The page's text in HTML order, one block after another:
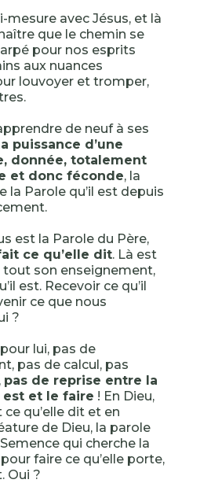
mesure avec Jésus, et là
que le chemin se
pour nos esprits
aux nuances
louvoyer et tromper,
de neuf à ses
puissance d’une
donnée, totalement
et donc féconde, la
la Parole qu’il est depuis
est la Parole du Père,
ce qu’elle dit. Là est
tout son enseignement,
est. Recevoir ce qu’il
ce que nous
?
lui, pas de
pas de calcul, pas
pas de reprise entre la
est et le faire ! En Dieu,
qu’elle dit et en
de Dieu, la parole
qui cherche la
faire ce qu’elle porte,
Oui ?